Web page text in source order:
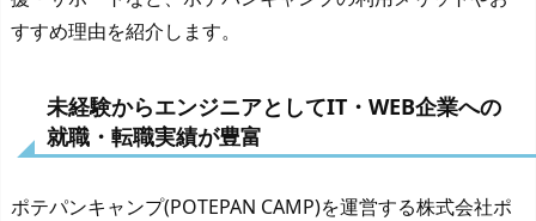
すすめ理由を紹介します。
未経験からエンジニアとしてIT・WEB企業への
就職・転職実績が豊富
ポテパンキャンプ(POTEPAN CAMP)を運営する株式会社ポ